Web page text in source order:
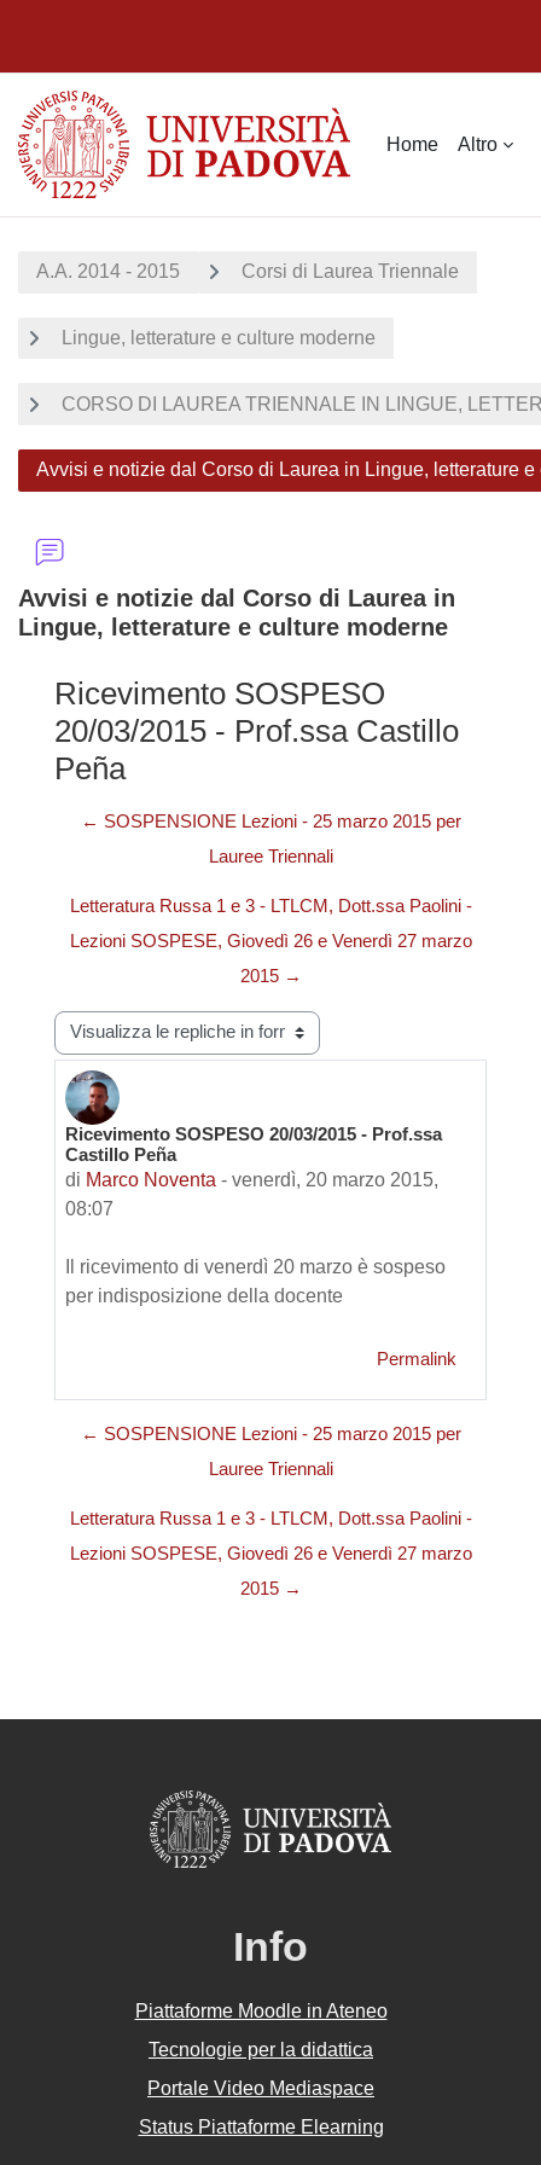
Home Altro
A.A. 2014 - 2015 Corsi di Laurea Triennale
Lingue, letterature e culture moderne
CORSO DI LAUREA TRIENNALE IN LINGUE,
Avvisi e notizie dal Corso di Laurea in Lingue, letterature e
Avvisi e notizie dal Corso di Laurea in
Lingue, letterature e culture moderne
Ricevimento SOSPESO
20/03/2015 - Prof.ssa Castillo
Peña
← SOSPENSIONE Lezioni - 25 marzo 2015 per
Lauree Triennali
Letteratura Russa 1 e 3 - LTLCM, Dott.ssa Paolini -
Lezioni SOSPESE, Giovedì 26 e Venerdì 27 marzo
2015 →
Modalità visualizzazione
Ricevimento SOSPESO 20/03/2015 - Prof.ssa
Castillo Peña
di Marco Noventa - venerdì, 20 marzo 2015,
08:07
Numero di risposte: 0
Il ricevimento di venerdì 20 marzo è sospeso
per indisposizione della docente
Permalink
← SOSPENSIONE Lezioni - 25 marzo 2015 per
Lauree Triennali
Letteratura Russa 1 e 3 - LTLCM, Dott.ssa Paolini -
Lezioni SOSPESE, Giovedì 26 e Venerdì 27 marzo
2015 →
Info
Piattaforme Moodle in Ateneo
Tecnologie per la didattica
Portale Video Mediaspace
Status Piattaforme Elearning